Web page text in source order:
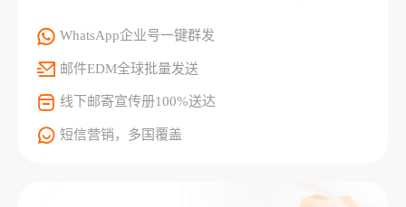
WhatsApp企业号一键群发
邮件EDM全球批量发送
线下邮寄宣传册100%送达
短信营销，多国覆盖